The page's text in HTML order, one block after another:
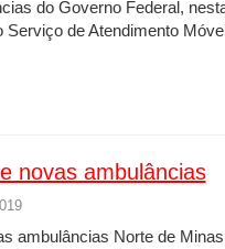
do Governo Federal,
de Atendimento
novas ambulâncias
ambulâncias Norte de